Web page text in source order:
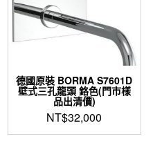
德國原裝 BORMA S7601D
壁式三孔龍頭 鉻色(門市樣
品出清價)
NT$32,000